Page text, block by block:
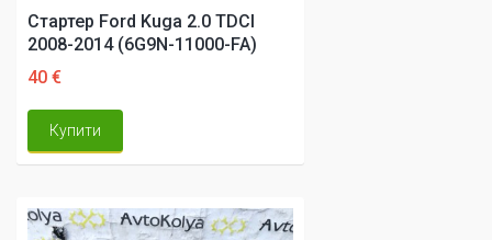
Стартер Ford Kuga 2.0 TDCI
2008-2014 (6G9N-11000-FA)
40 €
Купити